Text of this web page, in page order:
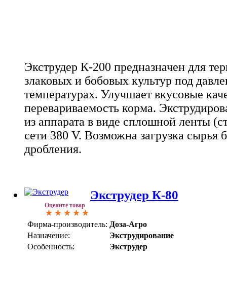
Экструдер К-200 предназначен для
злаковых и бобовых культур под
температурах. Улучшает вкусовые
перевариваемость корма.
из аппарата в виде сплошной ленты
сети 380 V. Возможна загрузка сырья
дробления.
Оцените товар
Экструдер К-80
Фирма-производитель: Доза-Агро
Назначение:
Экструдирование
Особенность:
Экструдер